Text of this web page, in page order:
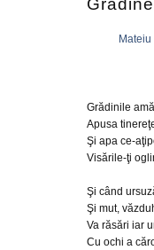
Grădinile
Apusa
Şi apa ce-
Visările-ţi
Şi când
Şi mut,
Va răsări iar
Cu ochi a